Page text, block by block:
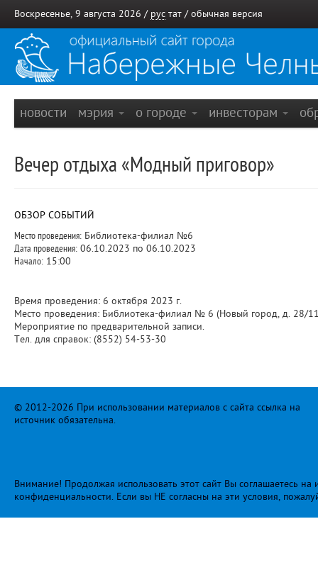
Воскресенье, 9 августа 2026 / рус тат / обычная версия
новости мэрия о городе инвесторам
Вечер отдыха «Модный приговор»
ОБЗОР СОБЫТИЙ
Место проведения: Библиотека-филиал №6
Дата проведения: 06.10.2023 по 06.10.2023
Начало: 15:00
Время проведения: 6 октября 2023 г.
Место проведения: Библиотека-филиал № 6 (Новый город, д. 28/
Мероприятие по предварительной записи.
Тел. для справок: (8552) 54-53-30
© 2012-2026 При использовании материалов с сайта ссылка на
источник обязательна.
Внимание! Продолжая использовать этот сайт Вы соглашаетесь
конфиденциальности. Если вы НЕ согласны на эти условия,